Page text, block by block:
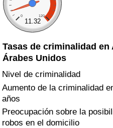
0 120
11.32
Tasas de criminalidad
Árabes Unidos
Nivel de criminalidad
Aumento de la criminalidad
años
Preocupación sobre la
robos en el domicilio
en aqaba
Delincuencia
Calificación del Índice de
(Actual)
Índice de Criminalidad
Índice de criminalidad por